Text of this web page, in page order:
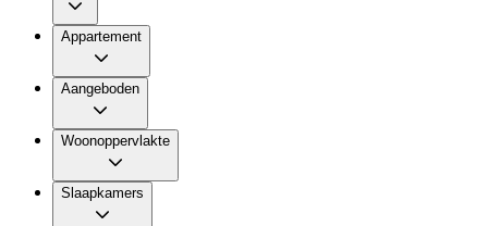
Appartement
Aangeboden
Woonoppervlakte
Slaapkamers